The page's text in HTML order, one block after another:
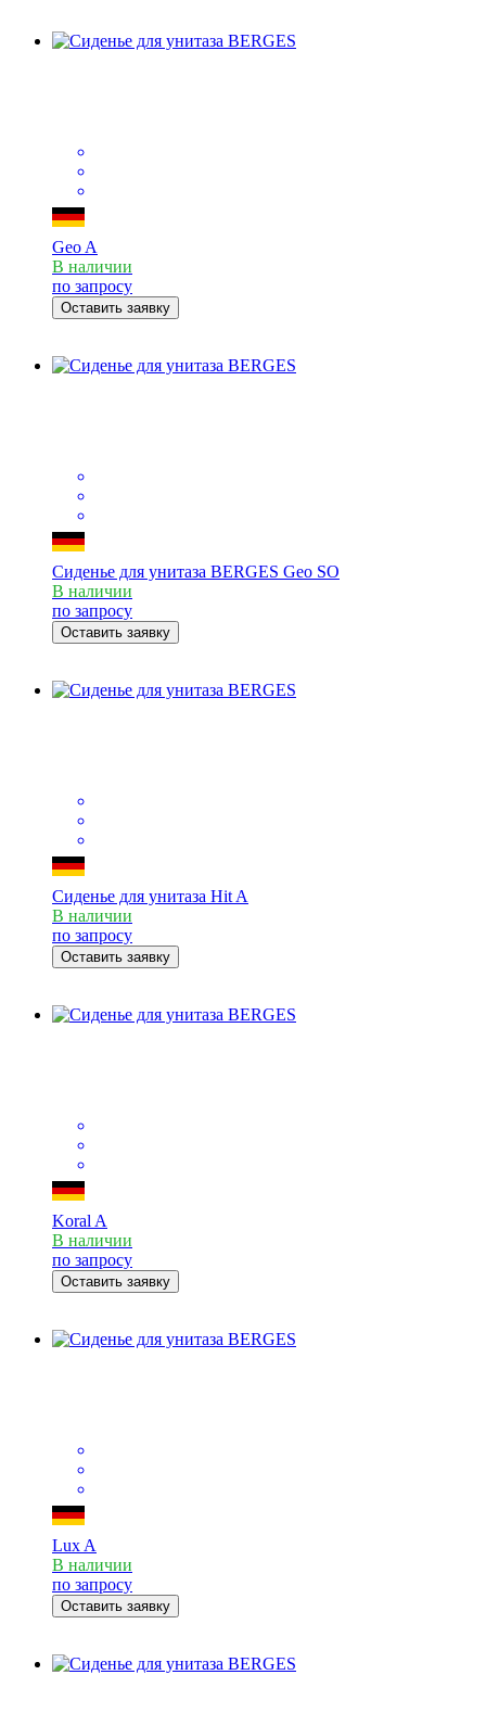
Geo A
В наличии
по запросу
Оставить заявку
Сиденье для унитаза BERGES Geo SO
В наличии
по запросу
Оставить заявку
Сиденье для унитаза Hit A
В наличии
по запросу
Оставить заявку
Koral A
В наличии
по запросу
Оставить заявку
Lux A
В наличии
по запросу
Оставить заявку